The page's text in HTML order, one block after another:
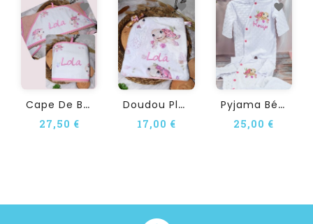
C
Ape De Bain Personnalisée...
27,50 €
D
Oudou Plat Personnalisé...
17,00 €
P
Yjama Bébé Personnalisé...
25,00 €